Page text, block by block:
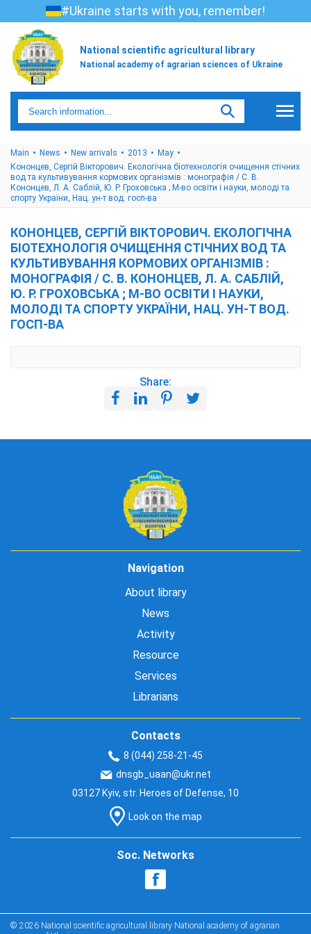
#Ukraine starts with you, remember!
National scientific agricultural library
National academy of agrarian sciences of Ukraine
Main News New arrivals 2013
May
Кононцев, Сергій Вікторович. Екологічна біотехнологія очищення стічних
вод та культивування кормових організмів : монографія / С. В.
Кононцев, Л. А. Саблій, Ю. Р. Гроховська ; М-во освіти і науки, молоді та
спорту України, Нац. ун-т вод. госп-ва
КОНОНЦЕВ, СЕРГІЙ ВІКТОРОВИЧ. ЕКОЛОГІЧНА
БІОТЕХНОЛОГІЯ ОЧИЩЕННЯ СТІЧНИХ ВОД ТА
КУЛЬТИВУВАННЯ КОРМОВИХ ОРГАНІЗМІВ :
МОНОГРАФІЯ / С. В. КОНОНЦЕВ, Л. А. САБЛІЙ,
Ю. Р. ГРОХОВСЬКА ; М-ВО ОСВІТИ І НАУКИ,
МОЛОДІ ТА СПОРТУ УКРАЇНИ, НАЦ. УН-Т ВОД.
ГОСП-ВА
Share:
Navigation
About library
News
Activity
Resource
Services
Librarians
Contacts
8 (044) 258-21-45
dnsgb_uaan@ukr.net
03127 Kyiv, str. Heroes of Defense, 10
Look on the map
Soc. Networks
© 2026 National scientific agricultural library National academy of agrarian